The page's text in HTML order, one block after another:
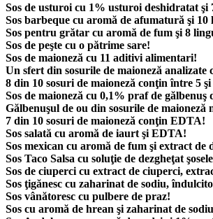
Sos de usturoi cu 1% usturoi deshidratat şi
Sos barbeque cu aromă de afumatură şi
Sos pentru grătar cu aromă de fum şi 8
Sos de peşte cu o pătrime sare!
Sos de maioneză cu 11 aditivi alimentari!
Un sfert din sosurile de maioneză analizate
8 din 10 sosuri de maioneză conţin între 5
Sos de maioneză cu 0,1% praf de gălbenuş
Gălbenuşul de ou din sosurile de maioneză
7 din 10 sosuri de maioneză conţin EDTA!
Sos salată cu aromă de iaurt şi EDTA!
Sos mexican cu aromă de fum şi extract de
Sos Taco Salsa cu soluţie de dezgheţat
Sos de ciuperci cu extract de ciuperci,
Sos ţigănesc cu zaharinat de sodiu,
Sos vânătoresc cu pulbere de praz!
Sos cu aromă de hrean şi zaharinat de